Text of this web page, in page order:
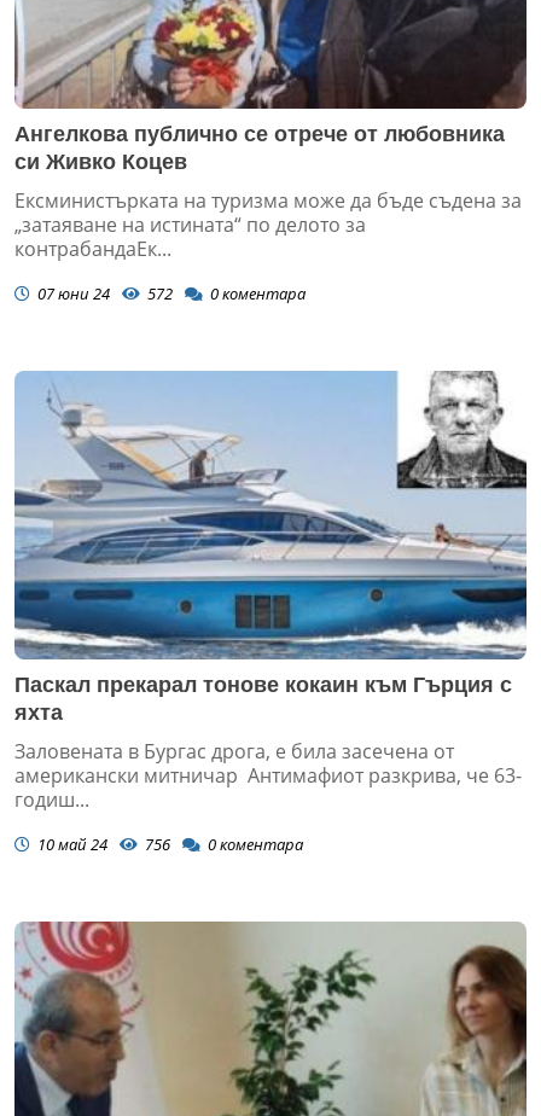
Ангелкова публично се отрече от любовника
си Живко Коцев
Ексминистърката на туризма може да бъде съдена за
„затаяване на истината“ по делото за
контрабандаЕк...
07 юни 24 572 0коментара
Паскал прекарал тонове кокаин към Гърция с
яхта
Заловената в Бургас дрога, е била засечена от
американски митничар Антимафиот разкрива, че 63-
годиш...
10 май 24 756 0коментара